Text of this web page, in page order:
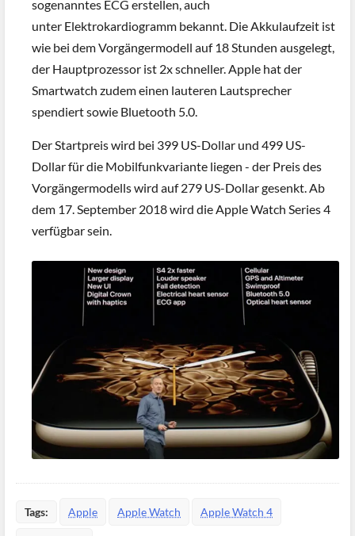
sogenanntes ECG erstellen, auch
unter Elektrokardiogramm bekannt. Die Akkulaufzeit ist
wie bei dem Vorgängermodell auf 18 Stunden ausgelegt,
der Hauptprozessor ist 2x schneller. Apple hat der
Smartwatch zudem einen lauteren Lautsprecher
spendiert sowie Bluetooth 5.0.
Der Startpreis wird bei 399 US-Dollar und 499 US-
Dollar für die Mobilfunkvariante liegen - der Preis des
Vorgängermodells wird auf 279 US-Dollar gesenkt. Ab
dem 17. September 2018 wird die Apple Watch Series 4
verfügbar sein.
Tags: Apple Apple Watch Apple Watch 4